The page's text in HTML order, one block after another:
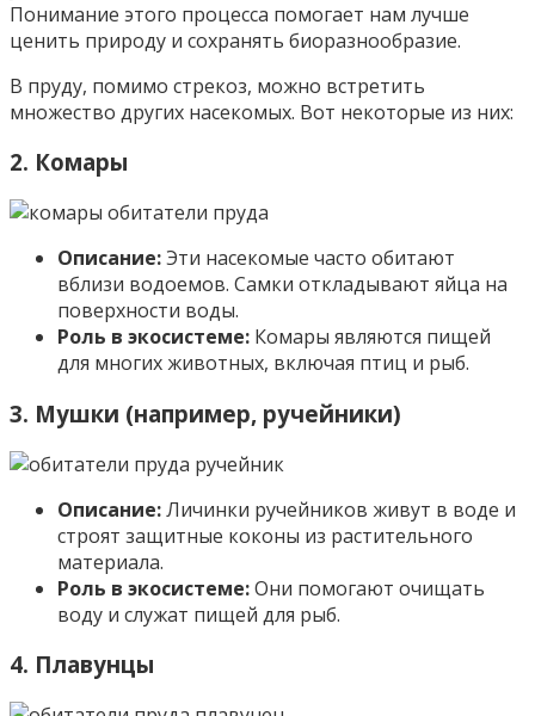
Понимание этого процесса помогает нам лучше
ценить природу и сохранять биоразнообразие.
В пруду, помимо стрекоз, можно встретить
множество других насекомых. Вот некоторые из них:
2. Комары
Описание:Эти насекомые часто обитают
вблизи водоемов. Самки откладывают яйца на
поверхности воды.
Роль в экосистеме: Комары являются пищей
для многих животных, включая птиц и рыб.
3. Мушки (например, ручейники)
Описание:Личинки ручейников живут в воде и
строят защитные коконы из растительного
материала.
Роль в экосистеме:Они помогают очищать
воду и служат пищей для рыб.
4. Плавунцы